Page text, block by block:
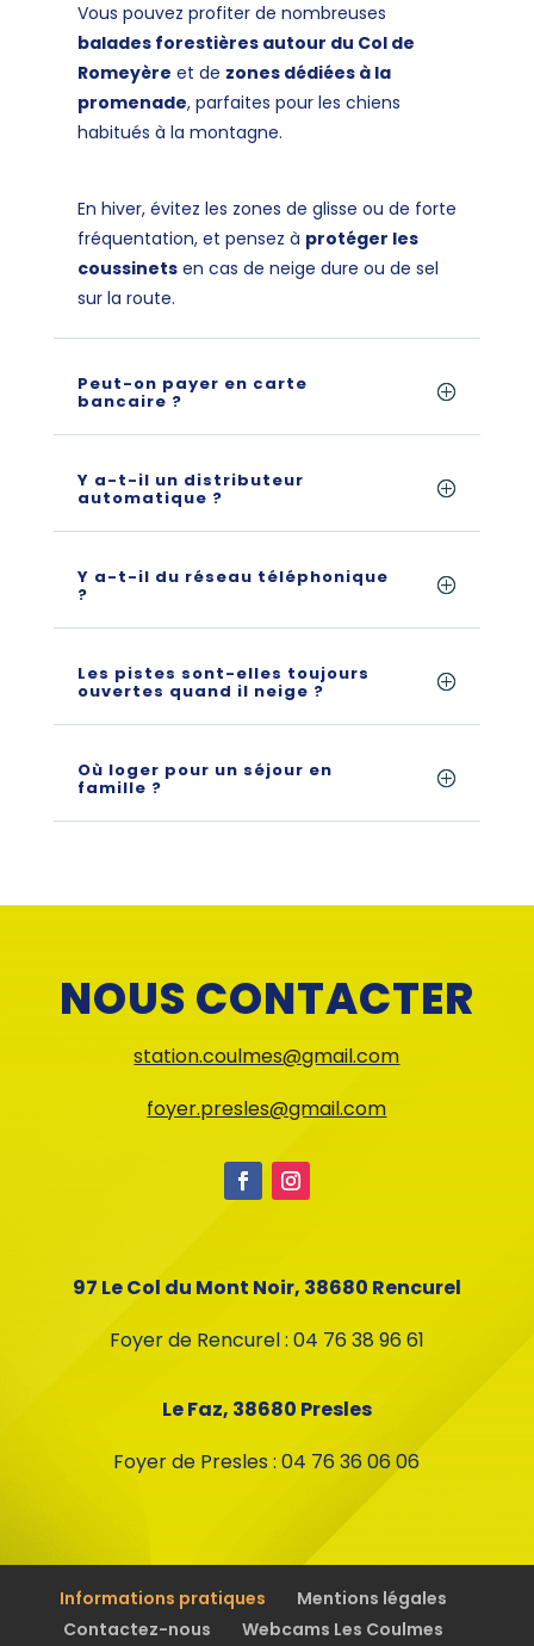
Vous pouvez profiter de nombreuses
balades forestières autour du Col de
Romeyère et de zones dédiées à la
promenade, parfaites pour les chiens
habitués à la montagne.
En hiver, évitez les zones de glisse ou de forte
fréquentation, et pensez à protéger les
coussinetsen cas de neige dure ou de sel
sur la route.
Peut-on payer en carte
bancaire ?
Y a-t-il un distributeur
automatique ?
Y a-t-il du réseau téléphonique
?
Les pistes sont-elles toujours
ouvertes quand il neige ?
Où loger pour un séjour en
famille ?
NOUS CONTACTER
station.coulmes@gmail.com
foyer.presles@gmail.com
97 Le Col du Mont Noir, 38680 Rencurel
Foyer de Rencurel : 04 76 38 96 61
Le Faz, 38680 Presles
Foyer de Presles : 04 76 36 06 06
Informations pratiques
Mentions légales
Contactez-nous
Webcams Les Coulmes